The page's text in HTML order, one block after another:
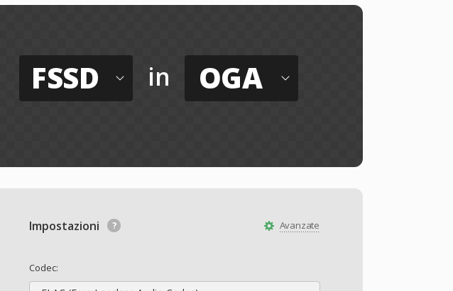
FSSD in OGA
Avanzate
Impostazioni
Codec: